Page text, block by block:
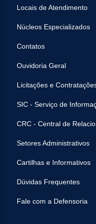
Locais de Atendimento
Núcleos Especializados
Contatos
Ouvidoria Geral
Licitações e
SIC - Serviço de
CRC - Central de
Setores Administrativos
Cartilhas e Informativos
Dúvidas Frequentes
Fale com a Defensoria